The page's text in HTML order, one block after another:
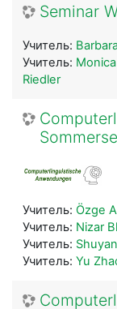
Seminar
Учитель:
Учитель: Monica
Riedler
Учитель: Özge
Учитель: Nizar
Учитель:
Учитель: Yu